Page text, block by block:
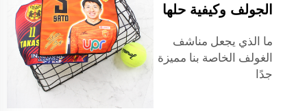
الجولف وكيفية حلها
ما الذي يجعل مناشف
الغولف الخاصة بنا مميزة
جدًا